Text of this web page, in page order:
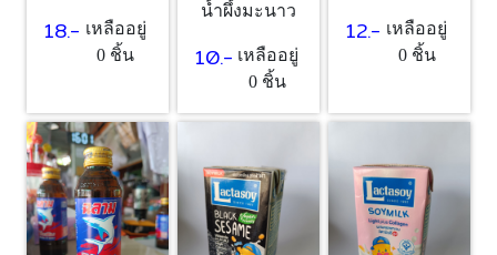
18.- เหลืออยู่
0 ชิ้น
น้ำผึ้งมะนาว
10.- เหลืออยู่
0 ชิ้น
12.- เหลืออยู่
0 ชิ้น